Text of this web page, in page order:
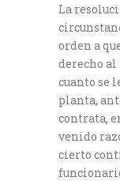
La
orden a
derecho
cuanto se
planta,
contrata,
venido
cierto